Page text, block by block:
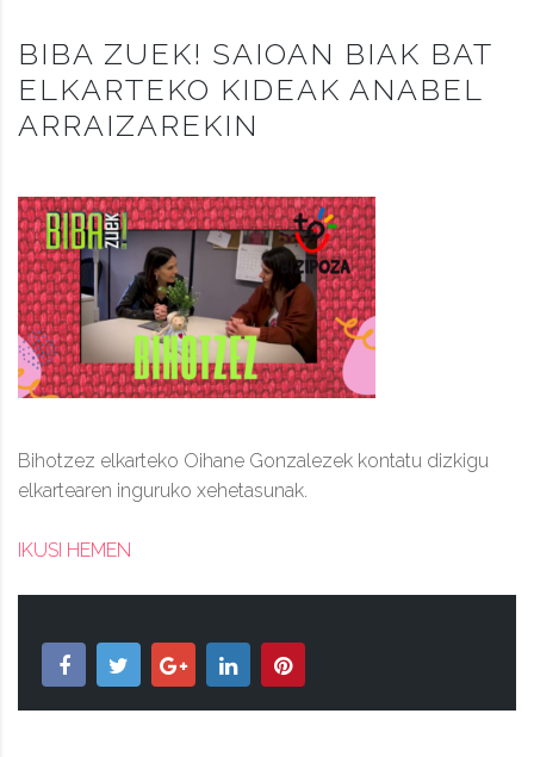
BIBA ZUEK! SAIOAN BIAK BAT
ELKARTEKO KIDEAK ANABEL
ARRAIZAREKIN
Bihotzez elkarteko Oihane Gonzalezek kontatu dizkigu
elkartearen inguruko xehetasunak.
IKUSI HEMEN